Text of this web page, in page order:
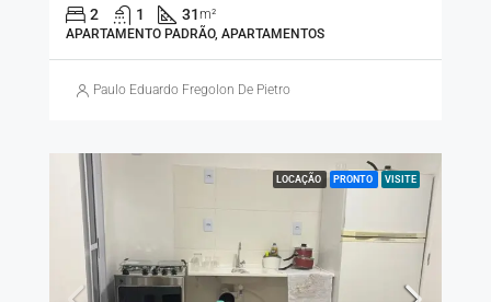
2 1 31m²
APARTAMENTO PADRÃO, APARTAMENTOS
Paulo Eduardo Fregolon De Pietro
LOCAÇÃO PRONTO VISITE